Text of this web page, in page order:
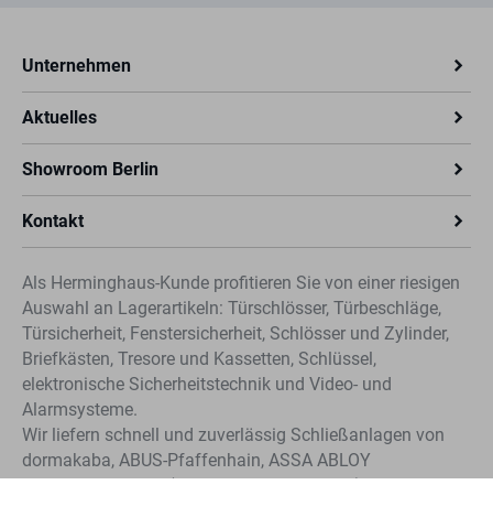
Unternehmen
Aktuelles
Showroom Berlin
Kontakt
Als Herminghaus-Kunde profitieren Sie von einer riesigen
Auswahl an Lagerartikeln: Türschlösser, Türbeschläge,
Türsicherheit, Fenstersicherheit, Schlösser und Zylinder,
Briefkästen, Tresore und Kassetten, Schlüssel,
elektronische Sicherheitstechnik und Video- und
Alarmsysteme.
Wir liefern schnell und zuverlässig Schließanlagen von
dormakaba, ABUS-Pfaffenhain, ASSA ABLOY
Sicherheitstechnik (CLIQ®, IKON und KESO). Profitieren